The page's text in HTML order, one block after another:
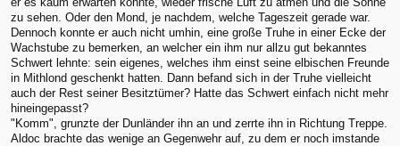
zu sehen. Oder den Mond, je nachdem, welche Tageszeit gerade war.
Dennoch konnte er auch nicht umhin, eine große Truhe in einer Ecke der
Wachstube zu bemerken, an welcher ein ihm nur allzu gut bekanntes
Schwert lehnte: sein eigenes, welches ihm einst seine elbischen Freunde
in Mithlond geschenkt hatten. Dann befand sich in der Truhe vielleicht
auch der Rest seiner Besitztümer? Hatte das Schwert einfach nicht mehr
hineingepasst?
"Komm", grunzte der Dunländer ihn an und zerrte ihn in Richtung Treppe.
Aldoc brachte das wenige an Gegenwehr auf, zu dem er noch imstande